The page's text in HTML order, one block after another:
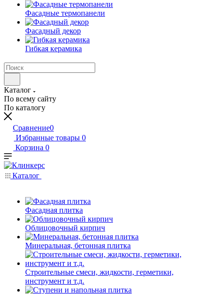
Фасадные термопанели
Фасадный декор
Гибкая керамика
Каталог
По всему сайту
По каталогу
Сравнение0
Избранные товары 0
Корзина 0
Каталог
Фасадная плитка
Облицовочный кирпич
Минеральная, бетонная плитка
Строительные смеси, жидкости, герметики,
инструмент и т.д.